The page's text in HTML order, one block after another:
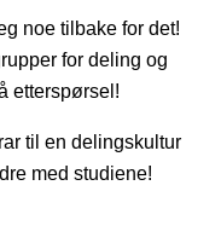
noe tilbake for det!
for deling og
etterspørsel!
til en delingskultur
med studiene!